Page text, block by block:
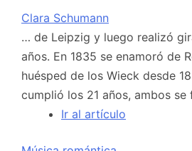
Clara Schumann
… de Leipzig y luego realizó
años. En 1835 se enamoró de
huésped de los Wieck desde
cumplió los 21 años, ambos
Ir al artículo